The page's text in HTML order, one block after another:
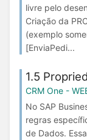
livre pelo
Criação da
(exemplo
[EnviaPedi...
1.5
CRM One -
No SAP
regras
de Dados.